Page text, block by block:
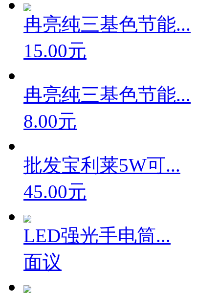
冉亮纯三基色节能...
15.00元
冉亮纯三基色节能...
8.00元
批发宝利莱5W可...
45.00元
LED强光手电筒...
面议